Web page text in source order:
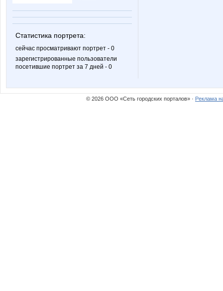
Статистика портрета:
сейчас просматривают портрет - 0
зарегистрированные пользователи
посетившие портрет за 7 дней - 0
© 2026 ООО «Сеть городских порталов» · Реклама